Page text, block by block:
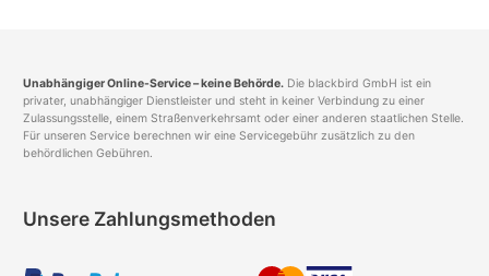
Unabhängiger Online-Service – keine Behörde. Die blackbird GmbH ist ein
privater, unabhängiger Dienstleister und steht in keiner Verbindung zu einer
Zulassungsstelle, einem Straßenverkehrsamt oder einer anderen staatlichen Stelle.
Für unseren Service berechnen wir eine Servicegebühr zusätzlich zu den
behördlichen Gebühren.
Unsere Zahlungsmethoden